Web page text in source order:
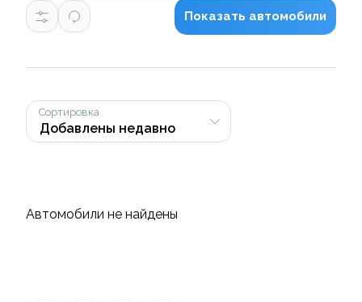
Показать автомобили
Сортировка
Автомобили не найдены